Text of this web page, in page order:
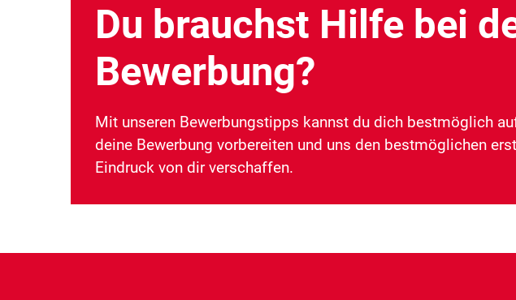
Du brauchst Hilfe bei
Bewerbung?
Mit unseren Bewerbungstipps kannst du dich bestmöglich
deine Bewerbung vorbereiten und uns den bestmöglichen
Eindruck von dir verschaffen.